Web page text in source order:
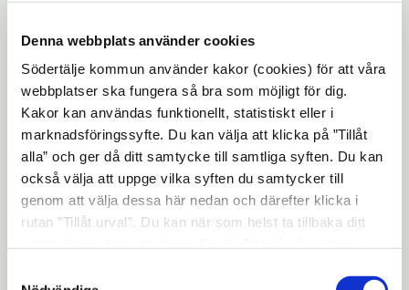
Denna webbplats använder cookies
Södertälje kommun använder kakor (cookies) för att våra
webbplatser ska fungera så bra som möjligt för dig.
Kakor kan användas funktionellt, statistiskt eller i
marknadsföringssyfte. Du kan välja att klicka på ”Tillåt
alla” och ger då ditt samtycke till samtliga syften. Du kan
också välja att uppge vilka syften du samtycker till
genom att välja dessa här nedan och därefter klicka i
rutan ”Tillåt urval”. Du kan när som helst ta tillbaka ditt